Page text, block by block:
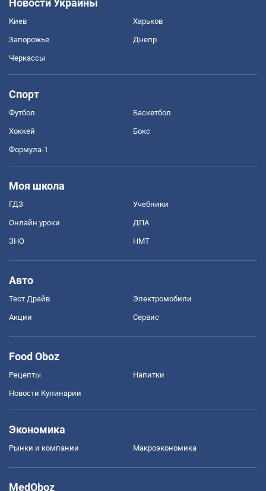
Новости Украины
Киев Харьков
Запорожье Днепр
Черкассы
Спорт
Футбол Баскетбол
Хоккей Бокс
Формула-1
Моя школа
ГДЗ Учебники
Онлайн уроки ДПА
ЗНО НМТ
Авто
Тест Драйв Электромобили
Акции Сервис
Food Oboz
Рецепты Напитки
Новости Кулинарии
Экономика
Рынки и компании Mакроэкономика
MedOboz